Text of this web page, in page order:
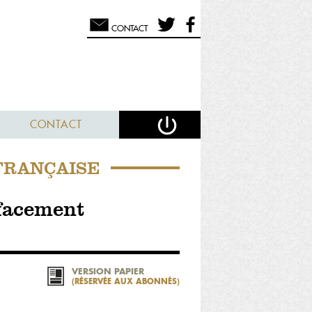
CONTACT
CONTACT
VERSION PAPIER
(RÉSERVÉE AUX ABONNÉS)